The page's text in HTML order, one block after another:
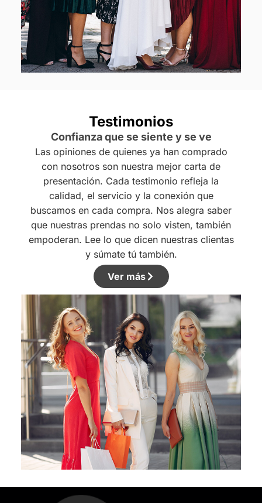
Testimonios
Confianza que se siente y se ve
Las opiniones de quienes ya han comprado
con nosotros son nuestra mejor carta de
presentación. Cada testimonio refleja la
calidad, el servicio y la conexión que
buscamos en cada compra. Nos alegra saber
que nuestras prendas no solo visten, también
empoderan. Lee lo que dicen nuestras clientas
y súmate tú también.
Ver más